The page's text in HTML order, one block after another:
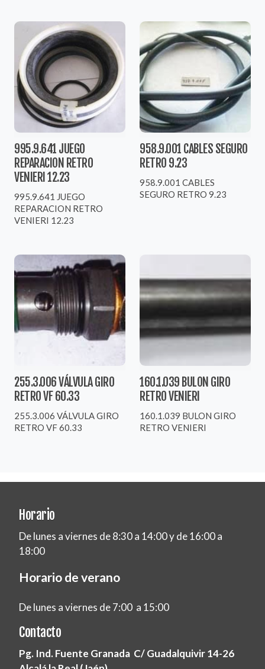
995.9.641 JUEGO
REPARACION RETRO
VENIERI 12.23
995.9.641 JUEGO
REPARACION RETRO
VENIERI 12.23
958.9.001 CABLES SEGURO
RETRO 9.23
958.9.001 CABLES
SEGURO RETRO 9.23
255.3.006 VÁLVULA GIRO
RETRO VF 60.33
255.3.006 VÁLVULA GIRO
RETRO VF 60.33
160.1.039 BULON GIRO
RETRO VENIERI
160.1.039 BULON GIRO
RETRO VENIERI
Horario
De lunes a viernes de 8:30 a 14:00 y de 16:00 a
18:00
Horario de verano
De lunes a viernes de 7:00 a 15:00
Contacto
Pg. Ind. Fuente Granada C/ Guadalquivir 14-26